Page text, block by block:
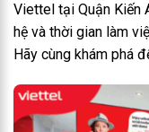
Viettel tại Quận Kiến
hệ và thời gian làm
Hãy cùng khám phá